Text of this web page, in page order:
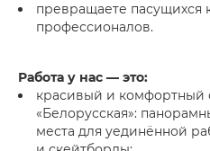
превращаете пасущихся
профессионалов.
Работа у нас — это:
красивый и комфортный
«Белорусская»:
места для уединённой